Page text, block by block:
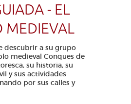
- EL
MEDIEVAL
descubrir a su grupo
medieval Conques de
su historia, su
y sus actividades
por sus calles y